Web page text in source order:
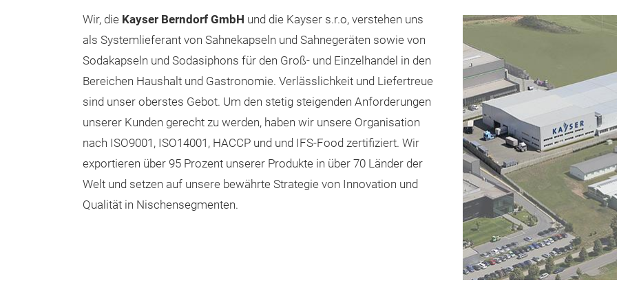
Wir, die Kayser Berndorf GmbH und die Kayser s.r.o, verstehen uns
als Systemlieferant von Sahnekapseln und Sahnegeräten sowie von
Sodakapseln und Sodasiphons für den Groß- und Einzelhandel in den
Bereichen Haushalt und Gastronomie. Verlässlichkeit und Liefertreue
sind unser oberstes Gebot. Um den stetig steigenden Anforderungen
unserer Kunden gerecht zu werden, haben wir unsere Organisation
nach ISO9001, ISO14001, HACCP und und IFS-Food zertifiziert. Wir
exportieren über 95 Prozent unserer Produkte in über 70 Länder der
Welt und setzen auf unsere bewährte Strategie von Innovation und
Qualität in Nischensegmenten.